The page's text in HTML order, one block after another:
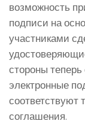
возможность
подписи на
участниками
стороны
электронные
соответствуют
соглашения.